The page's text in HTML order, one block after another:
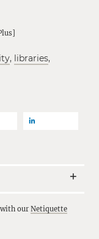
, libraries,
with our Netiquette